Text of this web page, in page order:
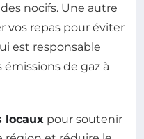
nocifs. Une autre
vos repas pour éviter
est responsable
de gaz à
locaux pour soutenir